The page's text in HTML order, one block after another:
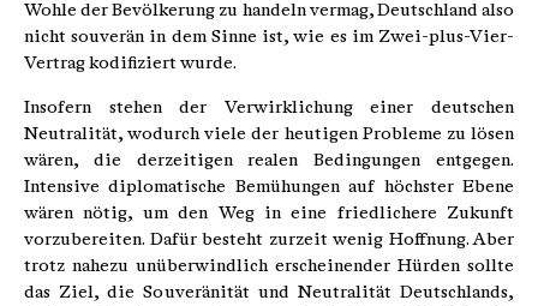
Wohle der Bevölkerung zu handeln vermag, Deutschland also
nicht souverän in dem Sinne ist, wie es im Zwei-plus-Vier-
Vertrag kodifiziert wurde.
Insofern stehen der Verwirklichung einer deutschen
Neutralität, wodurch viele der heutigen Probleme zu lösen
wären, die derzeitigen realen Bedingungen entgegen.
Intensive diplomatische Bemühungen auf höchster Ebene
wären nötig, um den Weg in eine friedlichere Zukunft
vorzubereiten. Dafür besteht zurzeit wenig Hoffnung. Aber
trotz nahezu unüberwindlich erscheinender Hürden sollte
das Ziel, die Souveränität und Neutralität Deutschlands,